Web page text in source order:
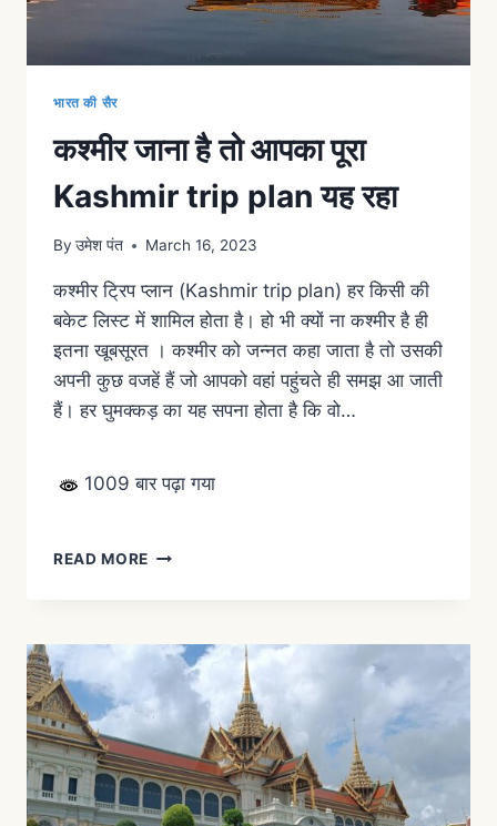
भारत की सैर
कश्मीर जाना है तो आपका पूरा
Kashmir trip plan यह रहा
By उमेश पंत March 16, 2023
कश्मीर ट्रिप प्लान (Kashmir trip plan) हर किसी की
बकेट लिस्ट में शामिल होता है। हो भी क्यों ना कश्मीर है ही
इतना खूबसूरत । कश्मीर को जन्नत कहा जाता है तो उसकी
अपनी कुछ वजहें हैं जो आपको वहां पहुंचते ही समझ आ जाती
हैं। हर घुमक्कड़ का यह सपना होता है कि वो…
1009 बार पढ़ा गया
READ MORE